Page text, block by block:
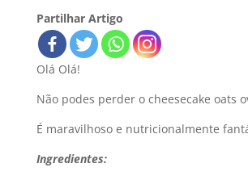
Partilhar Artigo
Olá Olá!
Não podes perder o cheesecake oats
É maravilhoso e nutricionalmente
Ingredientes: